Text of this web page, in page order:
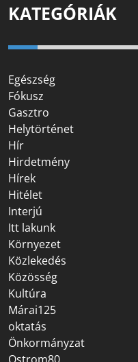
KATEGÓRIÁK
Egészség
Fókusz
Gasztro
Helytörténet
Hír
Hirdetmény
Hírek
Hitélet
Interjú
Itt lakunk
Környezet
Közlekedés
Közösség
Kultúra
Márai125
oktatás
Önkormányzat